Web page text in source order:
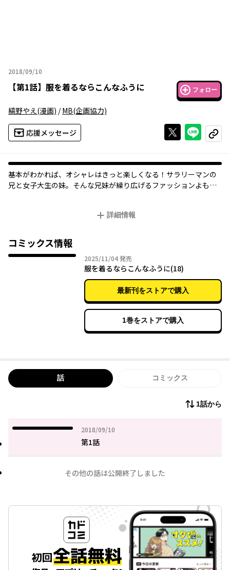
2018/09/10
2018年09月10日
【第1話】 服を着るならこんなふうに フォロー
縞野やえ(漫画) /MB(企画協力)
応援メッセージ Xで投稿する
ライン
コピー
基本がわかれば、オシャレはきっと楽しくなる！サラリーマンの
兄と女子大生の妹。そんな兄妹が繰り広げるファッションよもや
ョン誌も教えてくれない、オシャレの基本と近道をコミックでお
詳細情報
コミックス情報
2025/11/042025年11月04日
発売
服を着るならこんなふうに(18)
最新刊をストアで購入
1巻をストアで購入
話 コミックス
1話から
2018/09/10
2018年09月10日
第1話
その他の話は公開終了しました